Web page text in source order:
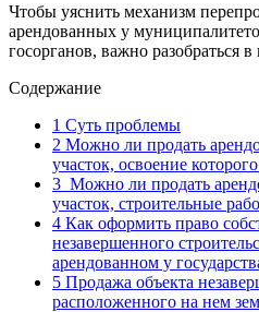
Чтобы уяснить механизм
арендованных у
госорганов, важно разобраться
Содержание
1 Суть проблемы
2 Можно ли продать
участок, освоение
3 Можно ли продать
участок, строительные
4 Как оформить право
незавершенного
арендованном у
5 Продажа объекта
расположенного на нем